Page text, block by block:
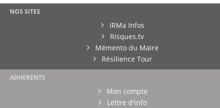
NOS SITES
IRMa Infos
Risques.tv
Mémento du Maire
Résilience Tour
ADHERENTS
Mon compte
Lettre d'info